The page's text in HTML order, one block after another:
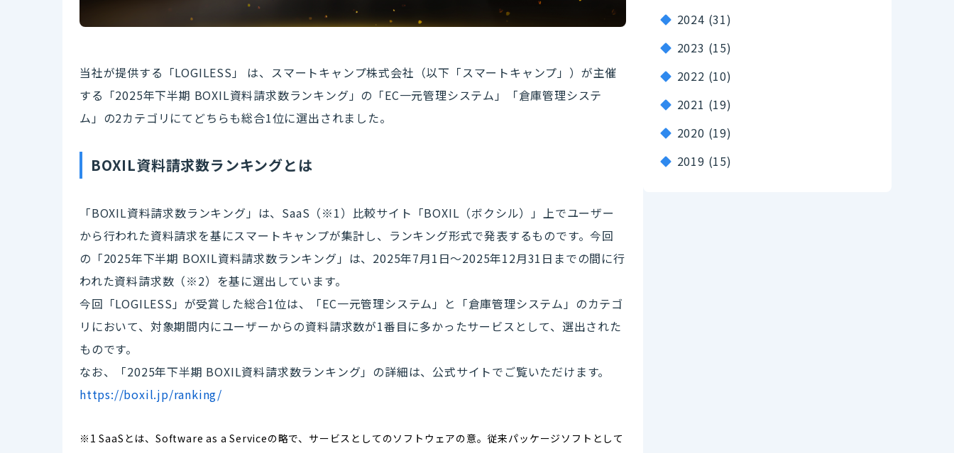
当社が提供する「LOGILESS」 は、スマートキャンプ株式会社（以下「スマートキャンプ」）が主催
する「2025年下半期 BOXIL資料請求数ランキング」の「EC一元管理システム」「倉庫管理システ
ム」の2カテゴリにてどちらも総合1位に選出されました。
BOXIL資料請求数ランキングとは
「BOXIL資料請求数ランキング」は、SaaS（※1）比較サイト「BOXIL（ボクシル）」上でユーザー
から行われた資料請求を基にスマートキャンプが集計し、ランキング形式で発表するものです。今回
の「2025年下半期 BOXIL資料請求数ランキング」は、2025年7月1日〜2025年12月31日までの間に行
われた資料請求数（※2）を基に選出しています。
今回「LOGILESS」が受賞した総合1位は、「EC一元管理システム」と「倉庫管理システム」のカテゴ
リにおいて、対象期間内にユーザーからの資料請求数が1番目に多かったサービスとして、選出された
ものです。
なお、「2025年下半期 BOXIL資料請求数ランキング」の詳細は、公式サイトでご覧いただけます。
https://boxil.jp/ranking/
※1 SaaSとは、Software as a Serviceの略で、サービスとしてのソフトウェアの意。従来パッケージソフトとして
2024 (31)
2023 (15)
2022 (10)
2021 (19)
2020 (19)
2019 (15)